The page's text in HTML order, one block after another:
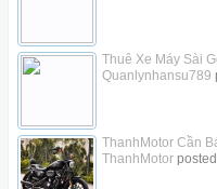
Thuê Xe Máy Sài
Quanlynhansu789
ThanhMotor Cần
ThanhMotorposted